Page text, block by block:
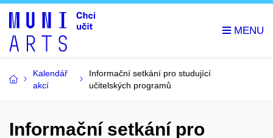
Kalendář
akcí
Informační setkání pro studující
učitelských programů
Informační setkání pro